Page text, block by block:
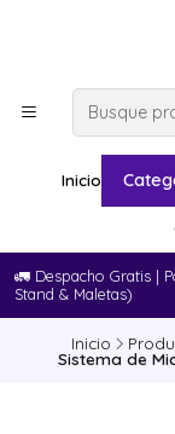
Inicio
🚛​ Despacho Gratis |
Stand & Maletas)
Inicio
Sistema de